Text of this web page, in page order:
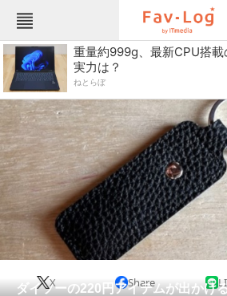
Fav-Logカテゴリー一覧
TOP
インテリア・収納 おもちゃ
カメラ キッチン
キッチン用品 ゲーム
コンテンツ・サービス スイーツ
スポーツ・レジャー スマホ・
パソコン・タブレット ファッシ
ペット 家電
重量約999g、最新CPU搭
実力は？
ねとらぼ
ダイソーの220円アイテムが出かけ
X Share